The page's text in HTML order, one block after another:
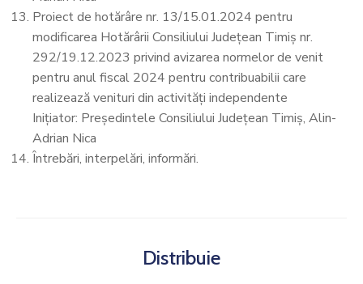
Proiect de hotărâre nr. 13/15.01.2024 pentru
modificarea Hotărârii Consiliului Județean Timiș nr.
292/19.12.2023 privind avizarea normelor de venit
pentru anul fiscal 2024 pentru contribuabilii care
realizează venituri din activități independente
Inițiator: Președintele Consiliului Județean Timiș, Alin-
Adrian Nica
Întrebări, interpelări, informări.
Distribuie